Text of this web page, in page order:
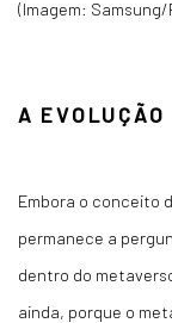
(Imagem:
A
Embora o conceito
permanece a
dentro do
ainda, porque o